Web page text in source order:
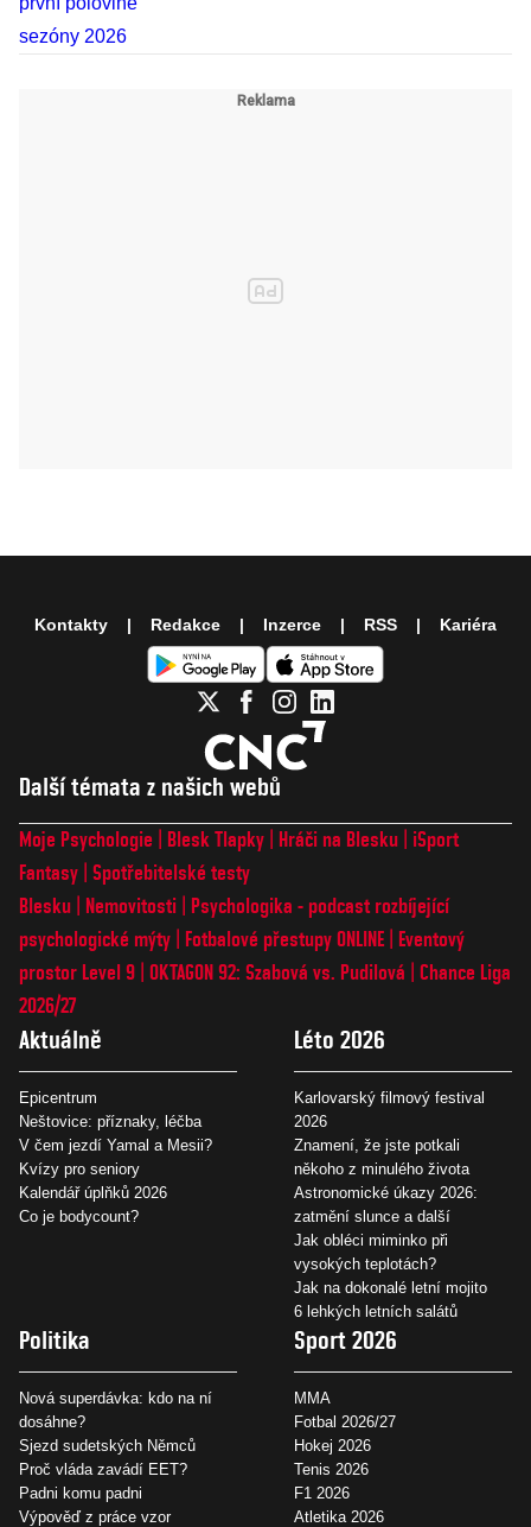
Další témata z našich webů
Moje Psychologie Blesk Tlapky Hráči na Blesku
iSport
Fantasy Spotřebitelské testy
Blesku
Nemovitosti
Psychologika - podcast rozbíjející
psychologické mýty
Fotbalové přestupy ONLINE
Eventový
prostor Level 9 OKTAGON 92: Szabová vs. Pudilová
Chance Liga
2026/27
Aktuálně
Epicentrum
Neštovice: příznaky, léčba
V čem jezdí Yamal a Mesii?
Kvízy pro seniory
Kalendář úplňků 2026
Co je bodycount?
Léto 2026
Karlovarský filmový festival
2026
Znamení, že jste potkali
někoho z minulého života
Astronomické úkazy 2026:
zatmění slunce a další
Jak obléci miminko při
vysokých teplotách?
Jak na dokonalé letní mojito
6 lehkých letních salátů
Politika
Nová superdávka: kdo na ní
dosáhne?
Sjezd sudetských Němců
Proč vláda zavádí EET?
Padni komu padni
Výpověď z práce vzor
Sport 2026
MMA
Fotbal 2026/27
Hokej 2026
Tenis 2026
F1 2026
Atletika 2026
Kontakty Redakce Inzerce RSS Kariéra